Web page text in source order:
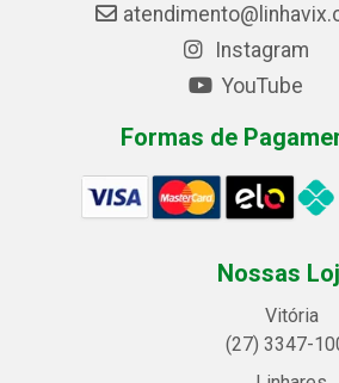
Instagram
YouTube
Formas de
Nossas
Vitória
(27) 3347-